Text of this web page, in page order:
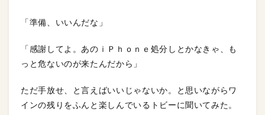
「準備、いいんだな」
「感謝してよ。あのｉＰｈｏｎｅ処分しとかなきゃ、も
っと危ないのが来たんだから」
ただ手放せ、と言えばいいじゃないか。と思いながらワ
インの残りをふんと楽しんでいるトビーに聞いてみた。